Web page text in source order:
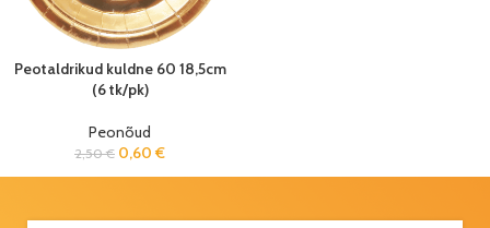
Peotaldrikud kuldne 60 18,5cm
(6 tk/pk)
Peonõud
2,50€ 0,60 €